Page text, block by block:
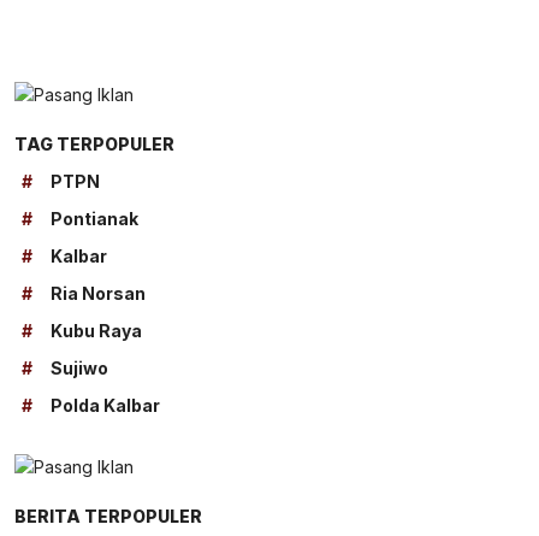
TAG TERPOPULER
#
PTPN
#
Pontianak
#
Kalbar
#
Ria Norsan
#
Kubu Raya
#
Sujiwo
#
Polda Kalbar
BERITA TERPOPULER